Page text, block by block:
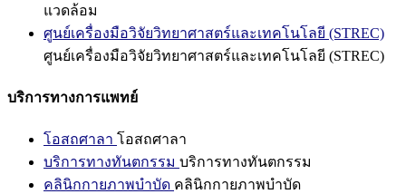
แวดล้อม
ศูนย์เครื่องมือวิจัยวิทยาศาสตร์และเทคโนโลยี (STREC)
ศูนย์เครื่องมือวิจัยวิทยาศาสตร์และเทคโนโลยี (STREC)
บริการทางการแพทย์
โอสถศาลา โอสถศาลา
บริการทางทันตกรรม บริการทางทันตกรรม
คลินิกกายภาพบำบัด คลินิกกายภาพบำบัด